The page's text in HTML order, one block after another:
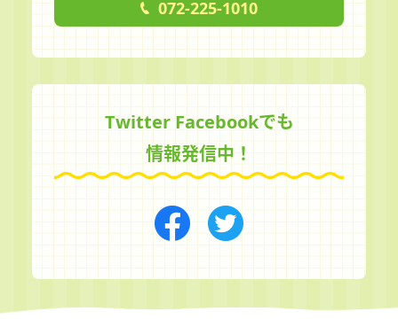
072-225-1010
Twitter Facebookでも
情報発信中！